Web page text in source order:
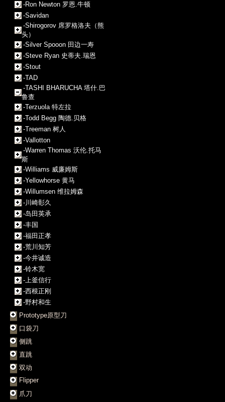
-Ron Newton 罗恩.牛顿
-Savidan
-Shirogorov 席罗格洛夫（熊
头）
-Silver Spooon 田边一寿
-Steve Ryan 史蒂夫.瑞恩
-Stout
-TAD
-TASHI BHARUCHA 塔什.巴
鲁查
-Terzuola 特左拉
-Todd Begg 陶德.贝格
-Treeman 树人
-Vallotton
-Warren Thomas 沃伦.托马
斯
-Williams 威廉姆斯
-Yellowhorse 黄马
-Willumsen 维拉姆森
-川崎彰久
-岛田英承
-丰国
-福田正孝
-荒川知芳
-今井诚造
-铃木宽
-上釜信行
-西根正刚
-野村和生
Prototype原型刀
口袋刀
侧跳
直跳
双动
Flipper
爪刀